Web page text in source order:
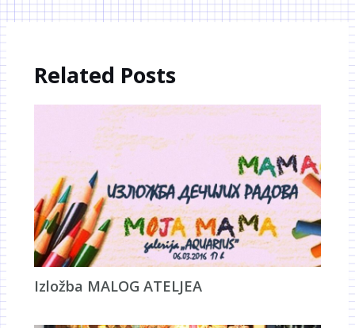
Related Posts
Izložba MALOG ATELJEA